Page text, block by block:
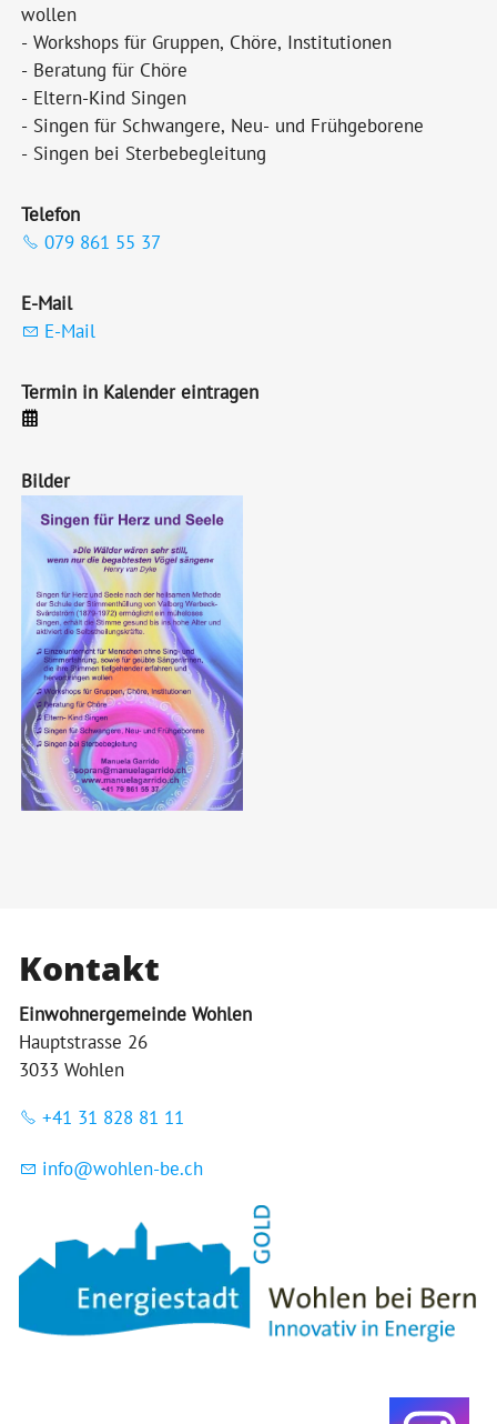
wollen
- Workshops für Gruppen, Chöre, Institutionen
- Beratung für Chöre
- Eltern-Kind Singen
- Singen für Schwangere, Neu- und Frühgeborene
- Singen bei Sterbebegleitung
Telefon
079 861 55 37
E-Mail
E-Mail
Termin in Kalender eintragen
Bilder
Kontakt
Einwohnergemeinde Wohlen
Hauptstrasse 26
3033 Wohlen
+41 31 828 81 11
nf w hl n-b ch